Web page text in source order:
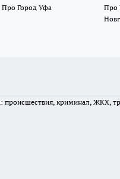
Про Город Уфа
Про
криминал, ЖКХ,